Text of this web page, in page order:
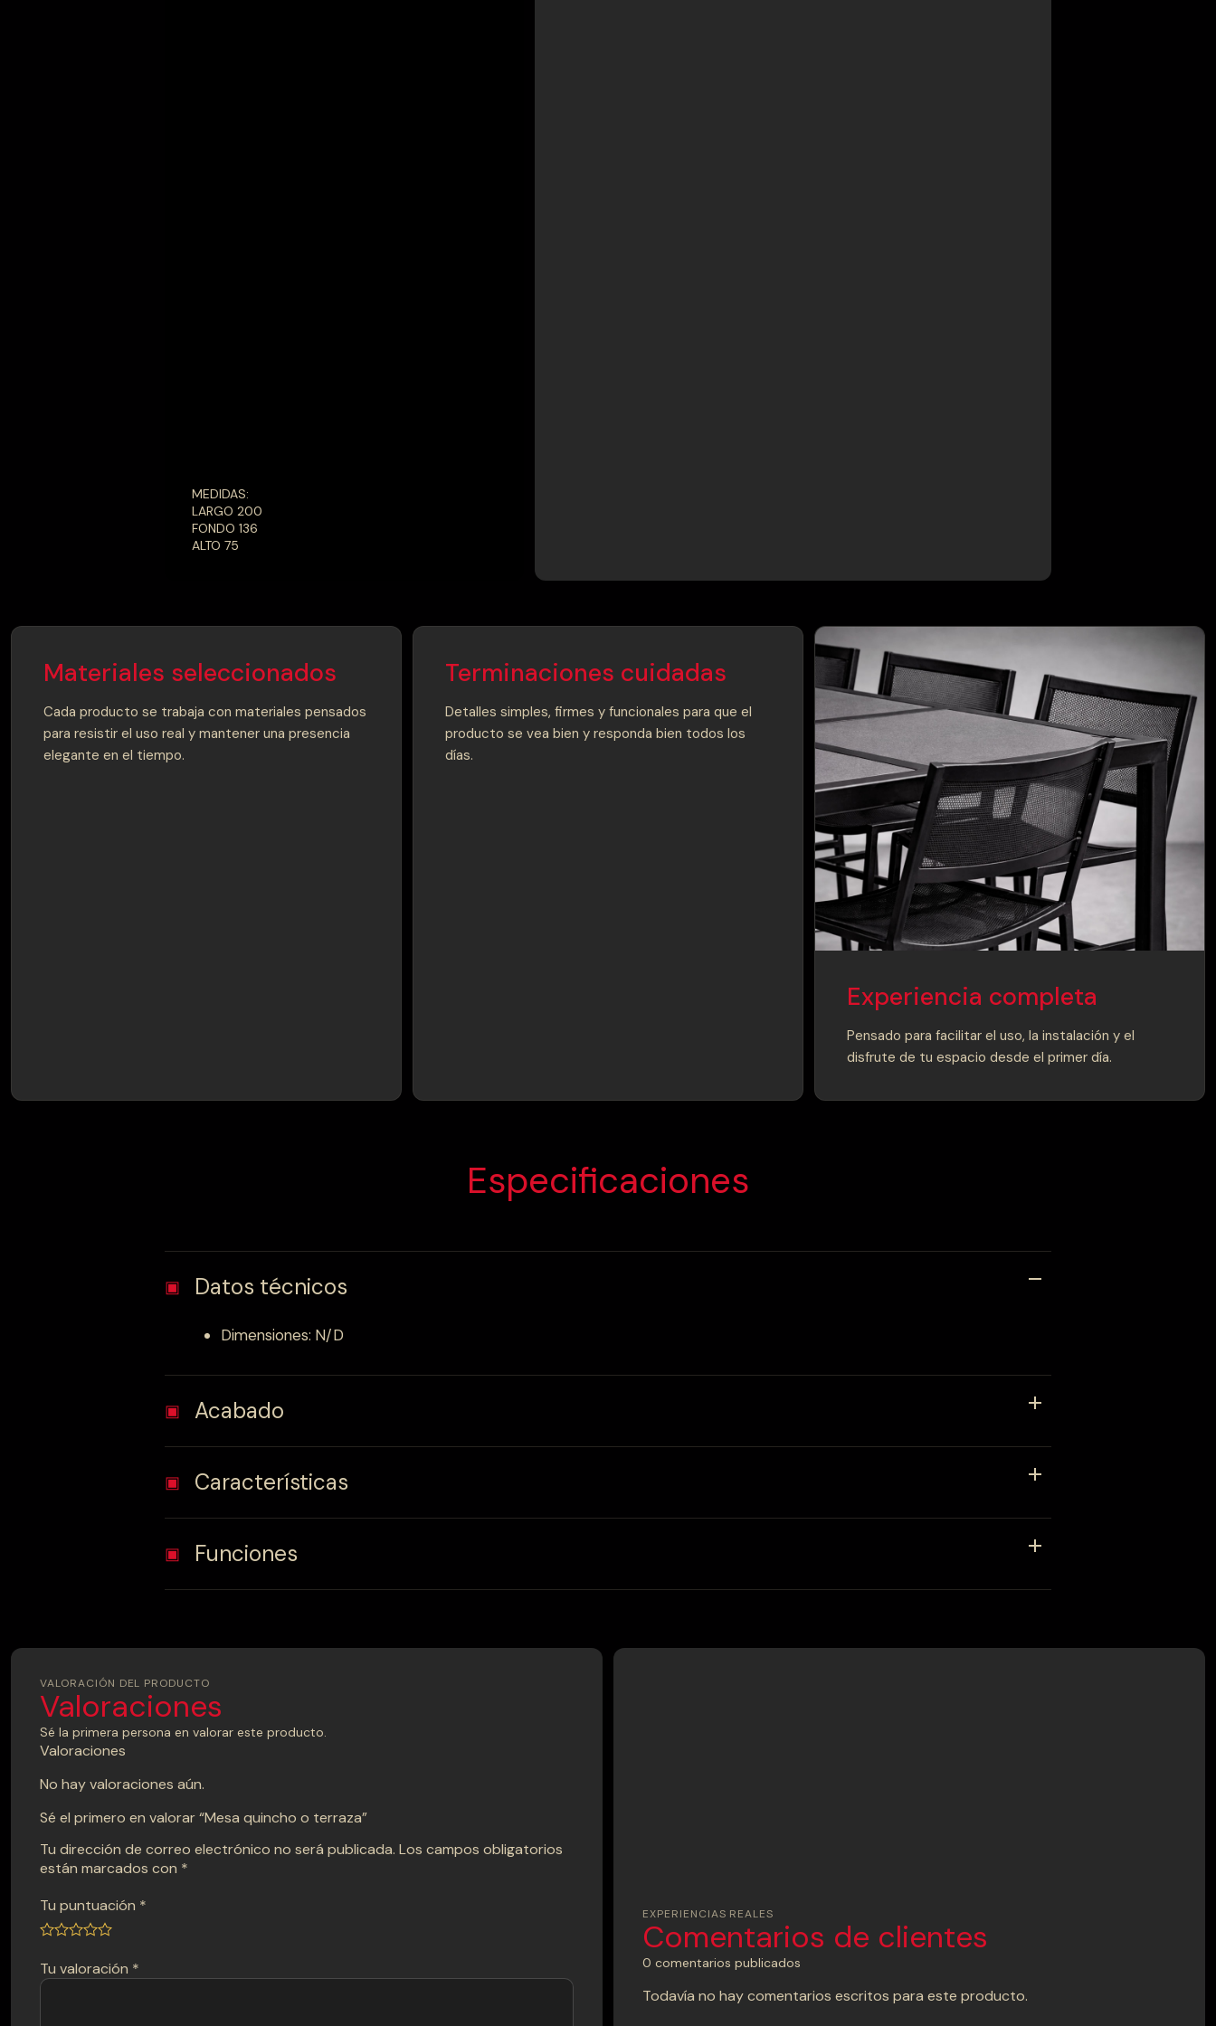
MEDIDAS:
LARGO 200
FONDO 136
ALTO 75
Materiales seleccionados
Cada producto se trabaja con materiales pensados
para resistir el uso real y mantener una presencia
elegante en el tiempo.
Terminaciones cuidadas
Detalles simples, firmes y funcionales para que el
producto se vea bien y responda bien todos los
días.
Experiencia completa
Pensado para facilitar el uso, la instalación y el
disfrute de tu espacio desde el primer día.
Especificaciones
▣ Datos técnicos
Dimensiones: N/D
▣ Acabado
▣ Características
▣ Funciones
VALORACIÓN DEL PRODUCTO
Valoraciones
Sé la primera persona en valorar este producto.
Valoraciones
No hay valoraciones aún.
Sé el primero en valorar “Mesa quincho o terraza”
Tu dirección de correo electrónico no será publicada. Los campos obligatorios
están marcados con *
Tu puntuación *
Tu valoración *
EXPERIENCIAS REALES
Comentarios de clientes
0 comentarios publicados
Todavía no hay comentarios escritos para este producto.